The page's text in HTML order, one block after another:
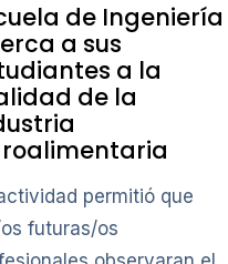
de Ingeniería
a sus
a la
de la
permitió que
futuras/os